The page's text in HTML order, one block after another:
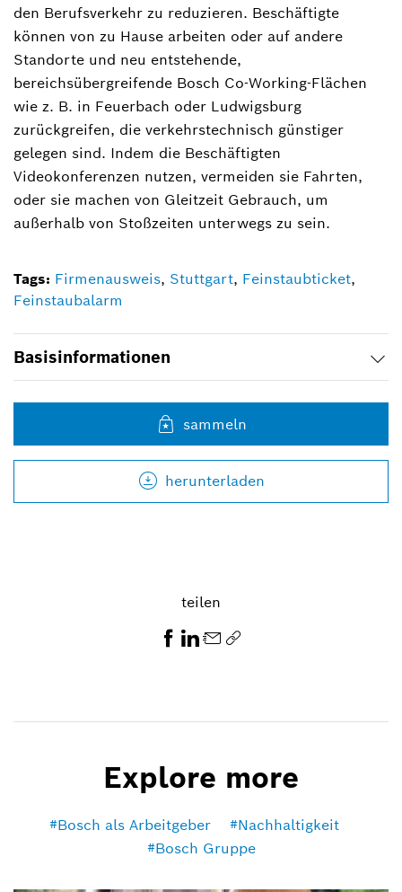
den Berufsverkehr zu reduzieren. Beschäftigte
können von zu Hause arbeiten oder auf andere
Standorte und neu entstehende,
bereichsübergreifende Bosch Co-Working-Flächen
wie z. B. in Feuerbach oder Ludwigsburg
zurückgreifen, die verkehrstechnisch günstiger
gelegen sind. Indem die Beschäftigten
Videokonferenzen nutzen, vermeiden sie Fahrten,
oder sie machen von Gleitzeit Gebrauch, um
außerhalb von Stoßzeiten unterwegs zu sein.
Tags: Firmenausweis, Stuttgart, Feinstaubticket,
Feinstaubalarm
Basisinformationen
sammeln
herunterladen
teilen
Explore more
Bosch als Arbeitgeber
Nachhaltigkeit
Bosch Gruppe